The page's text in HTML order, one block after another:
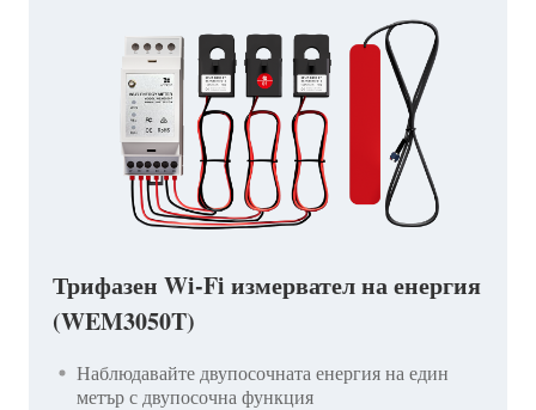
Трифазен Wi-Fi измервател на енергия
(WEM3050T)
Наблюдавайте двупосочната енергия на един
метър с двупосочна функция